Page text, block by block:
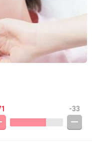
-33